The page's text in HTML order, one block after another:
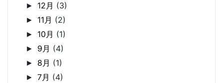
► 12月 (3)
► 11月 (2)
► 10月 (1)
► 9月 (4)
► 8月 (1)
►7月 (4)